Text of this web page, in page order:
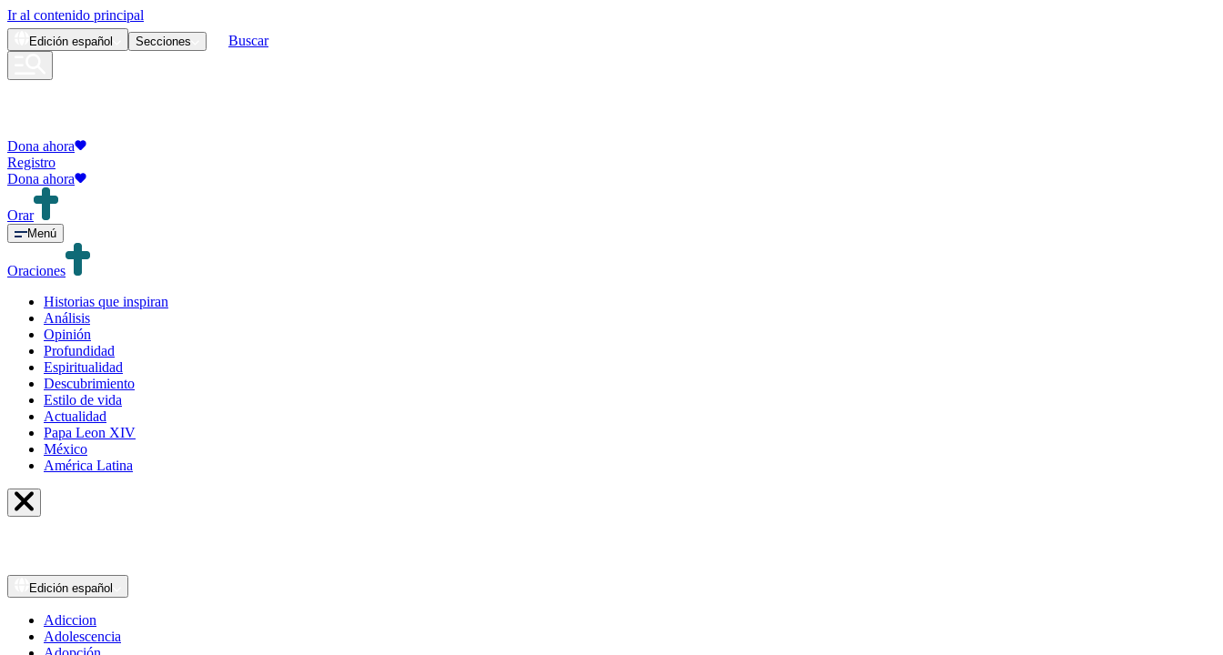
Ir al contenido principal
Edición español Secciones Buscar
Dona ahora
Registro
Dona ahora
Orar
Menú
Oraciones
Historias que inspiran
Análisis
Opinión
Profundidad
Espiritualidad
Descubrimiento
Estilo de vida
Actualidad
Papa Leon XIV
México
América Latina
Edición español
Adiccion
Adolescencia